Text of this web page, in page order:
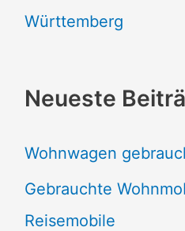
Württemberg
Neueste
Wohnwagen
Gebrauchte
Reisemobile